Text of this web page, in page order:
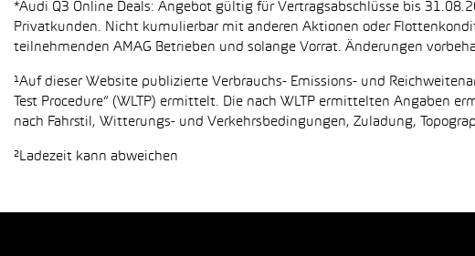
*Audi Q3 Online Deals: Angebot gültig für Vertragsabschlüsse bis
Privatkunden. Nicht kumulierbar mit anderen Aktionen oder
teilnehmenden AMAG Betrieben und solange Vorrat. Änderungen
¹Auf dieser Website publizierte Verbrauchs- Emissions- und
Test Procedure“ (WLTP) ermittelt. Die nach WLTP ermittelten Angaben
nach Fahrstil, Witterungs- und Verkehrsbedingungen, Zuladung,
²Ladezeit kann abweichen